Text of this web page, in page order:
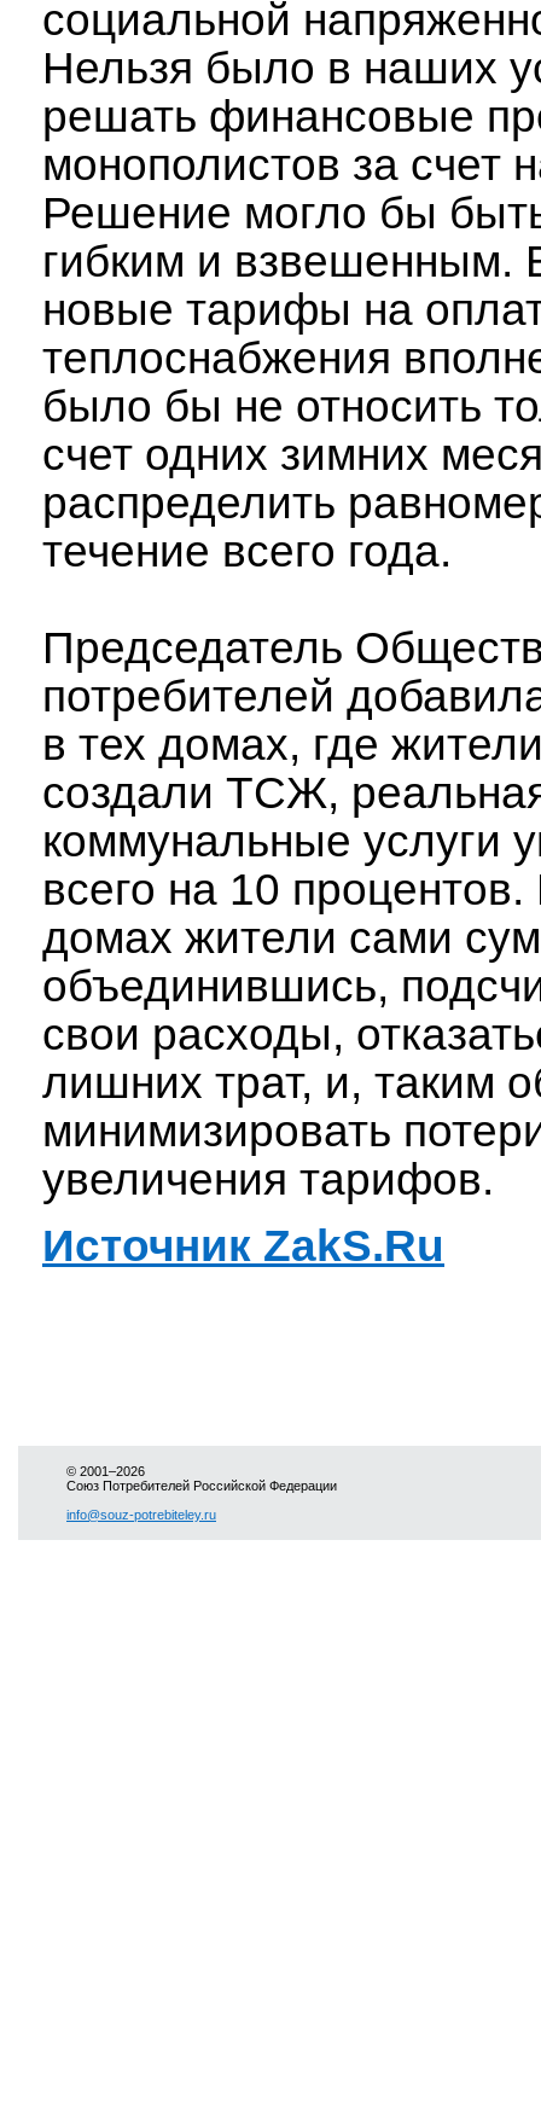
социальной
Нельзя было в наших
решать финансовые
монополистов за счет
Решение могло бы
гибким и взвешенным.
новые тарифы на
теплоснабжения
было бы не относить
счет одних зимних
распределить
течение всего года.
Председатель
потребителей
в тех домах, где
создали ТСЖ,
коммунальные услуги
всего на 10 процентов.
домах жители сами
объединившись,
свои расходы,
лишних трат, и, таким
минимизировать
увеличения тарифов.
Источник ZakS.Ru
© 2001–2026
Союз Потребителей Российской Федерации
info@souz-potrebiteley.ru